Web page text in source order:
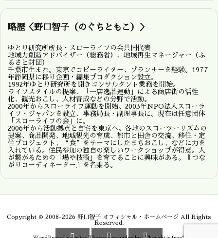
略歴＜野口智子（のぐちともこ）＞
ゆとり研究所所長・スローライフの会共同代表
地域力創造アドバイザー（総務省）、地域再生マネージャー（ふ
るさと財団）
千葉市生まれ。東京でコピーライター、プランナーを経験。1977
年静岡県に移り企画・編集プロダクション設立。
1992年ゆとり研究所を開きコンサルタント業務を開始。
ライフスタイルの提案、「一店逸品運動」による商店街の活性
化、観光おこし、人材育成などの分野で活動。
2000年からスローライフ運動を開始、2003年NPO法人スローラ
イフ・ジャパンを設立、事務局長・副理事長に。現在は任意団体
「スローライフの会」に。
2006年から活動拠点と自宅を東京へ。各地のスローツーリズムの
提案、商品開発、地域観光の育成、都市と田舎の交流、移住・定
住プロジェクト、“食”をテーマにしたまちおこし、などに力を
入れている。住民参加の独自の楽しいワークショップが得意。人
が繋がるための「場や技術」を育てることに興味がある。『つな
がりコーディネーター』を名乗る。
Copyright © 2008-2026 野口智子 オフィシャル・ホームページ All Rights
Reserved.
  